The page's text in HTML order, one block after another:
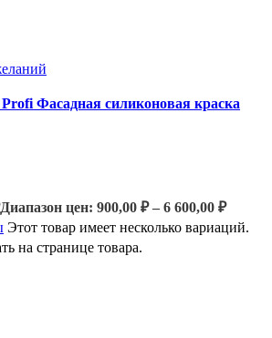
Фасадная силиконовая краска
Диапазон цен: 900,00 ₽ – 6 600,00 ₽
Этот товар имеет несколько вариаций.
на странице товара.